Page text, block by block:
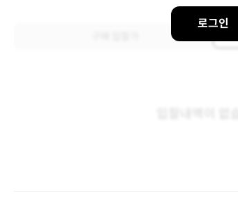
로그인